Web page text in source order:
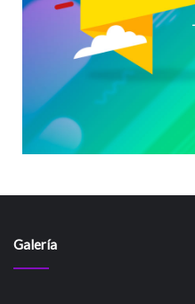
Galería